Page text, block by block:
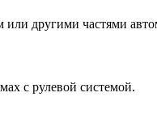
или другими частями
с рулевой системой.